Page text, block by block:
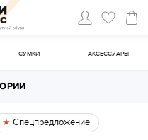
CУМКИ АКСЕССУАРЫ
Спецпредложение